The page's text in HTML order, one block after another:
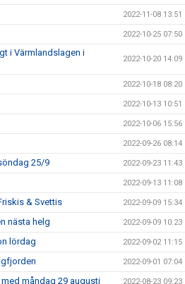
2022-11-08 13:51
2022-10-25 07:50
i Värmlandslagen i
2022-10-20 14:09
2022-10-18 08:20
2022-10-13 10:51
2022-10-06 15:56
2022-09-26 08:14
25/9 2022-09-23 11:43
2022-09-13 11:08
& Svettis 2022-09-09 15:34
nästa helg 2022-09-09 10:23
lördag 2022-09-02 11:15
2022-09-01 07:04
måndag 29 augusti 2022-08-23 09:23